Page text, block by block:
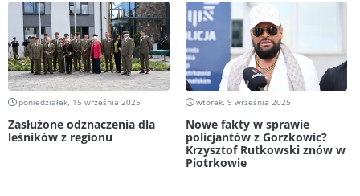
poniedziałek, 15 września 2025
Zasłużone odznaczenia dla
leśników z regionu
wtorek, 9 września 2025
Nowe fakty w sprawie
policjantów z Gorzkowic?
Krzysztof Rutkowski znów w
Piotrkowie